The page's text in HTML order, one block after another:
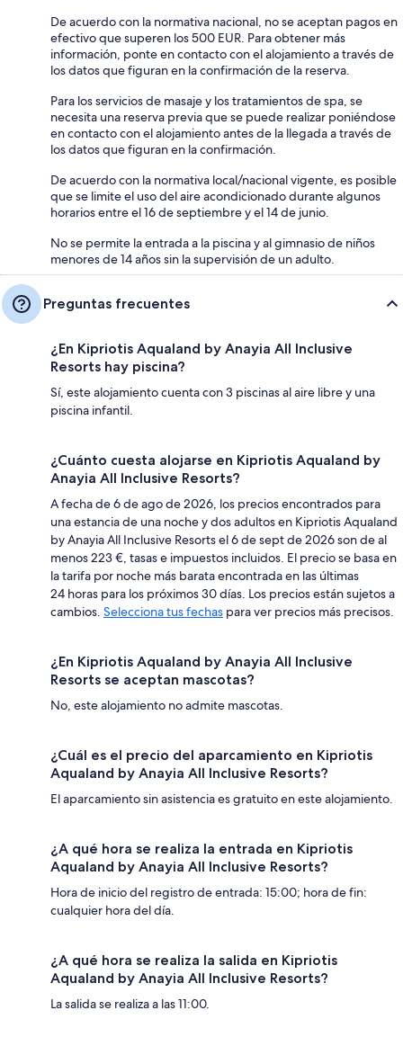
De acuerdo con la normativa nacional, no se aceptan pagos en
efectivo que superen los 500 EUR. Para obtener más
información, ponte en contacto con el alojamiento a través de
los datos que figuran en la confirmación de la reserva.
Para los servicios de masaje y los tratamientos de spa, se
necesita una reserva previa que se puede realizar poniéndose
en contacto con el alojamiento antes de la llegada a través de
los datos que figuran en la confirmación.
De acuerdo con la normativa local/nacional vigente, es posible
que se limite el uso del aire acondicionado durante algunos
horarios entre el 16 de septiembre y el 14 de junio.
No se permite la entrada a la piscina y al gimnasio de niños
menores de 14 años sin la supervisión de un adulto.
Preguntas frecuentes
¿En Kipriotis Aqualand by Anayia All Inclusive
Resorts hay piscina?
Sí, este alojamiento cuenta con 3 piscinas al aire libre y una
piscina infantil.
¿Cuánto cuesta alojarse en Kipriotis Aqualand by
Anayia All Inclusive Resorts?
A fecha de 6 de ago de 2026, los precios encontrados para
una estancia de una noche y dos adultos en Kipriotis Aqualand
by Anayia All Inclusive Resorts el 6 de sept de 2026 son de al
menos 223 €, tasas e impuestos incluidos. El precio se basa en
la tarifa por noche más barata encontrada en las últimas
24 horas para los próximos 30 días. Los precios están sujetos a
cambios. Selecciona tus fechas para ver precios más precisos.
¿En Kipriotis Aqualand by Anayia All Inclusive
Resorts se aceptan mascotas?
No, este alojamiento no admite mascotas.
¿Cuál es el precio del aparcamiento en Kipriotis
Aqualand by Anayia All Inclusive Resorts?
El aparcamiento sin asistencia es gratuito en este alojamiento.
¿A qué hora se realiza la entrada en Kipriotis
Aqualand by Anayia All Inclusive Resorts?
Hora de inicio del registro de entrada: 15:00; hora de fin:
cualquier hora del día.
¿A qué hora se realiza la salida en Kipriotis
Aqualand by Anayia All Inclusive Resorts?
La salida se realiza a las 11:00.